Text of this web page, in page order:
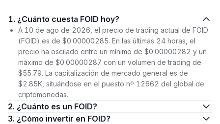
1. ¿Cuánto cuesta FOID hoy?
A 10 de ago de 2026, el precio de trading actual de FOID
(FOID) es de $0.00000285. En las últimas 24 horas, el
precio ha oscilado entre un mínimo de $0.00000282 y un
máximo de $0.00000287 con un volumen de trading de
$55.79. La capitalización de mercado general es de
$2.85K, situándose en el puesto nº 12662 del global de
criptomonedas.
2. ¿Cuánto es un FOID?
3. ¿Cómo invertir en FOID?